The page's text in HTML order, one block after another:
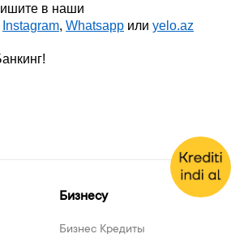
в наши
Instagram, Whatsapp или yelo.az
Бизнесу
Бизнес Кредиты